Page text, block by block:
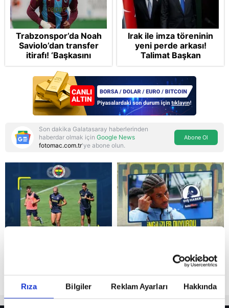
Rıza Bilgiler Reklam Ayarları Hakkında
Reddet
Trabzonspor’da Noah
Saviolo’dan transfer
itirafı! ‘Başkasını
izlemeye geldi’
Irak ile imza töreninin
yeni perde arkası!
Talimat Başkan
Erdoğan'dan: Çekin iki
sandalye, imzalayın
Son dakika Galatasaray haberlerinden
haberdar olmak için Google News
fotomac.com.tr'ye abone olun.
Abone Ol